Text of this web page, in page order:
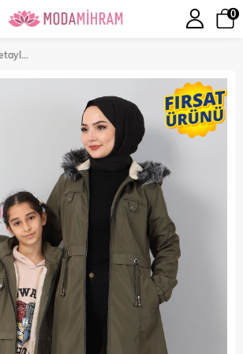
0
Püskül Detaylı Çocuk Mont Haki 10302